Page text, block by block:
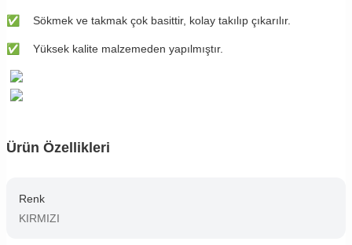
✅ Sökmek ve takmak çok basittir, kolay takılıp çıkarılır.
✅ Yüksek kalite malzemeden yapılmıştır.
Ürün Özellikleri
Renk
KIRMIZI